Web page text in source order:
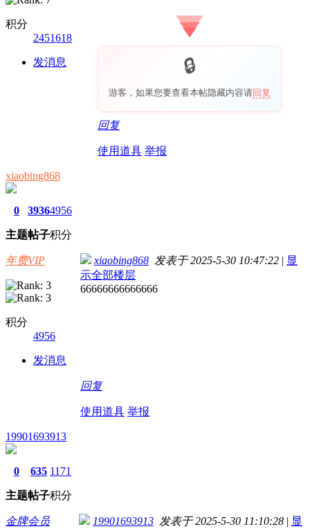
积分
2451618
发消息
游客，如果您要查看本帖隐藏内容请回复
回复
使用道具 举报
xiaobing868
0
主题
3936
帖子
4956
积分
年费VIP
积分
4956
发消息
xiaobing868 发表于 2025-5-30 10:47:22 | 显
示全部楼层
66666666666666
回复
使用道具 举报
19901693913
0
主题
635
帖子
1171
积分
金牌会员 19901693913 发表于 2025-5-30 11:10:28 | 显